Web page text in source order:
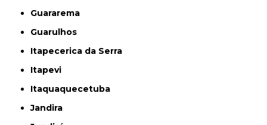
Guararema
Guarulhos
Itapecerica da Serra
Itapevi
Itaquaquecetuba
Jandira